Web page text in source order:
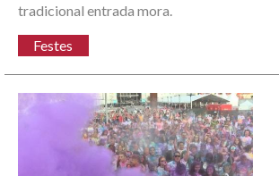
tradicional entrada mora.
Festes